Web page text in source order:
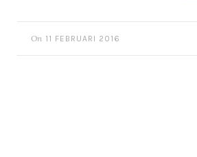
On 11 FEBRUARI 2016